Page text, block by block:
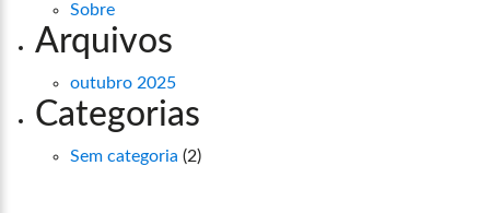
Sobre
Arquivos
outubro 2025
Categorias
Sem categoria (2)